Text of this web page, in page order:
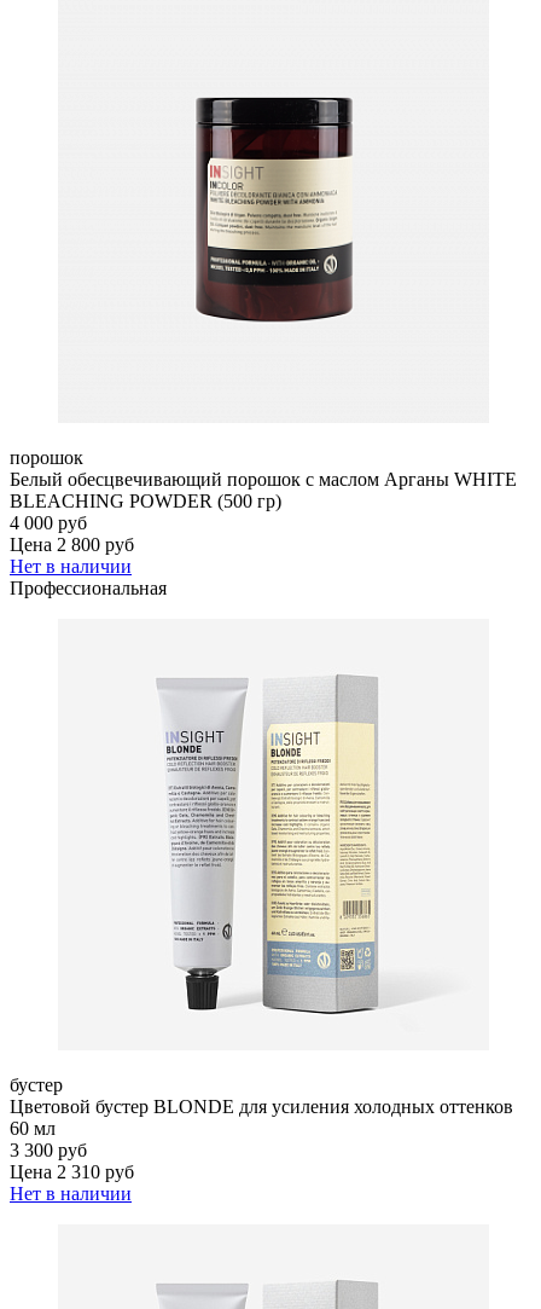
порошок
Белый обесцвечивающий порошок с маслом Арганы WHITE
BLEACHING POWDER (500 гр)
4 000 руб
Цена 2 800 руб
Нет в наличии
Профессиональная
бустер
Цветовой бустер BLONDE для усиления холодных оттенков
60 мл
3 300 руб
Цена 2 310 руб
Нет в наличии